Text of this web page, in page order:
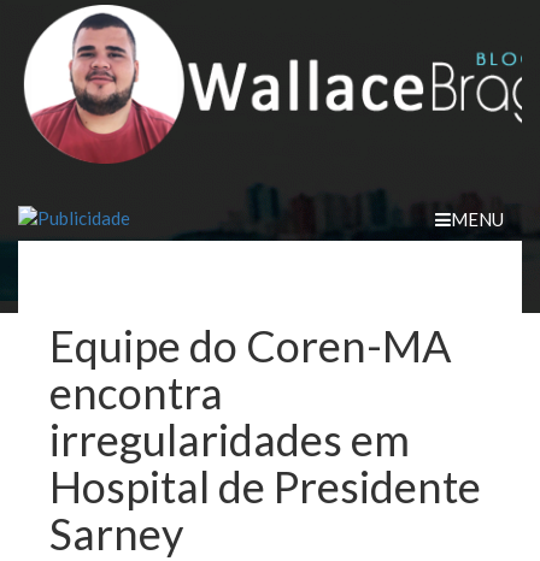
content
MENU
Equipe do Coren-MA
encontra
irregularidades em
Hospital de Presidente
Sarney